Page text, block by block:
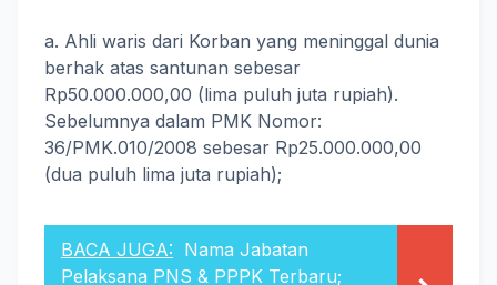
a. Ahli waris dari Korban yang meninggal dunia
berhak atas santunan sebesar
Rp50.000.000,00 (lima puluh juta rupiah).
Sebelumnya dalam PMK Nomor:
36/PMK.010/2008 sebesar Rp25.000.000,00
(dua puluh lima juta rupiah);
BACA JUGA: Nama Jabatan
Pelaksana PNS & PPPK Terbaru;